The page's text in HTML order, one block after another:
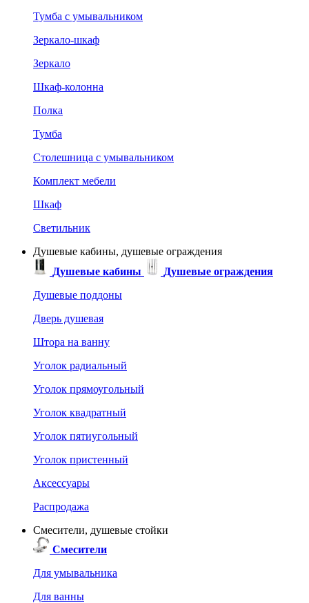
Тумба с умывальником
Зеркало-шкаф
Зеркало
Шкаф-колонна
Полка
Тумба
Столешница с умывальником
Комплект мебели
Шкаф
Светильник
Душевые кабины, душевые ограждения
Душевые кабины
Душевые ограждения
Душевые поддоны
Дверь душевая
Штора на ванну
Уголок радиальный
Уголок прямоугольный
Уголок квадратный
Уголок пятиугольный
Уголок пристенный
Аксессуары
Распродажа
Смесители, душевые стойки
Смесители
Для умывальника
Для ванны